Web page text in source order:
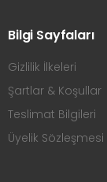
Bilgi Sayfaları
Gizlilik İlkeleri
Şartlar & Koşullar
Teslimat Bilgileri
Üyelik Sözleşmesi